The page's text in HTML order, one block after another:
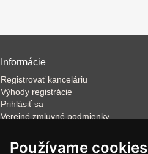
Používame cookies
Informácie
Registrovať kanceláriu
Výhody registrácie
Prihlásiť sa
Verejné zmluvné podmienky
VOP